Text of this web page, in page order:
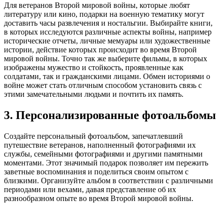
Для ветеранов Второй мировой войны, которые любят
литературу или кино, подарки на военную тематику могут
доставить часы развлечения и ностальгии. Выбирайте книги,
в которых исследуются различные аспекты войны, например
исторические отчеты, личные мемуары или художественные
истории, действие которых происходит во время Второй
мировой войны. Точно так же выберите фильмы, в которых
изображены мужество и стойкость, проявленные как
солдатами, так и гражданскими лицами. Обмен историями о
войне может стать отличным способом установить связь с
этими замечательными людьми и почтить их память.
3. Персонализированные фотоальбомы
Создайте персональный фотоальбом, запечатлевший
путешествие ветеранов, наполненный фотографиями их
службы, семейными фотографиями и другими памятными
моментами. Этот значимый подарок позволяет им пережить
заветные воспоминания и поделиться своим опытом с
близкими. Организуйте альбом в соответствии с различными
периодами или вехами, давая представление об их
разнообразном опыте во время Второй мировой войны.